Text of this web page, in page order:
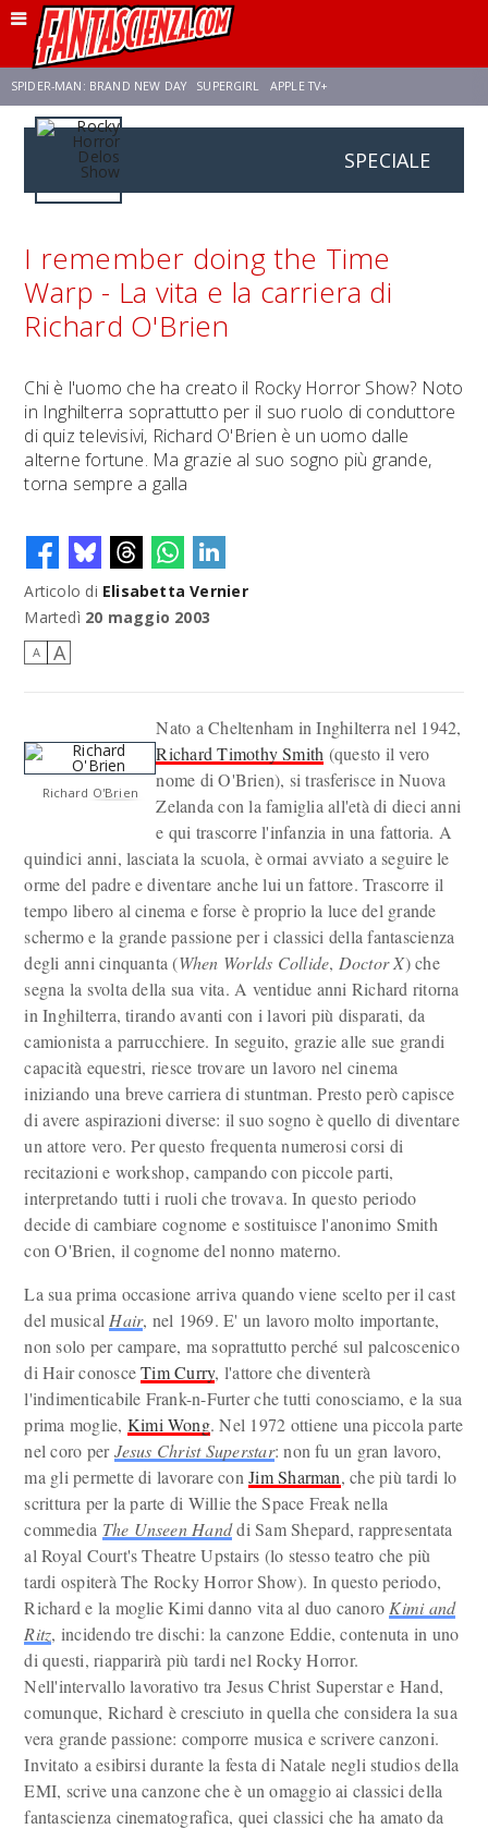
SPIDER-MAN: BRAND NEW DAY SUPERGIRL APPLE TV+
FRANCO RICCIARDIELLO AVENGERS: DOOMSDAY
SPECIALE
I remember doing the Time
Warp - La vita e la carriera di
Richard O'Brien
Chi è l'uomo che ha creato il Rocky Horror Show? Noto
in Inghilterra soprattutto per il suo ruolo di conduttore
di quiz televisivi, Richard O'Brien è un uomo dalle
alterne fortune. Ma grazie al suo sogno più grande,
torna sempre a galla
Articolo di Elisabetta Vernier
Martedì 20 maggio 2003
A A
Richard O'Brien
Nato a Cheltenham in Inghilterra nel 1942,
Richard Timothy Smith (questo il vero
nome di O'Brien), si trasferisce in Nuova
Zelanda con la famiglia all'età di dieci anni
e qui trascorre l'infanzia in una fattoria. A
quindici anni, lasciata la scuola, è ormai avviato a seguire le
orme del padre e diventare anche lui un fattore. Trascorre il
tempo libero al cinema e forse è proprio la luce del grande
schermo e la grande passione per i classici della fantascienza
degli anni cinquanta (When Worlds Collide, Doctor X) che
segna la svolta della sua vita. A ventidue anni Richard ritorna
in Inghilterra, tirando avanti con i lavori più disparati, da
camionista a parrucchiere. In seguito, grazie alle sue grandi
capacità equestri, riesce trovare un lavoro nel cinema
iniziando una breve carriera di stuntman. Presto però capisce
di avere aspirazioni diverse: il suo sogno è quello di diventare
un attore vero. Per questo frequenta numerosi corsi di
recitazioni e workshop, campando con piccole parti,
interpretando tutti i ruoli che trovava. In questo periodo
decide di cambiare cognome e sostituisce l'anonimo Smith
con O'Brien, il cognome del nonno materno.
La sua prima occasione arriva quando viene scelto per il cast
del musical Hair, nel 1969. E' un lavoro molto importante,
non solo per campare, ma soprattutto perché sul palcoscenico
di Hair conosceTim Curry, l'attore che diventerà
l'indimenticabile Frank-n-Furter che tutti conosciamo, e la sua
prima moglie, Kimi Wong. Nel 1972 ottiene una piccola parte
nel coro perJesus Christ Superstar: non fu un gran lavoro,
ma gli permette di lavorare conJim Sharman, che più tardi lo
scrittura per la parte di Willie the Space Freak nella
commedia The Unseen Handdi Sam Shepard, rappresentata
al Royal Court's Theatre Upstairs (lo stesso teatro che più
tardi ospiterà The Rocky Horror Show). In questo periodo,
Richard e la moglie Kimi danno vita al duo canoro Kimi and
Ritz, incidendo tre dischi: la canzone Eddie, contenuta in uno
di questi, riapparirà più tardi nel Rocky Horror.
Nell'intervallo lavorativo tra Jesus Christ Superstar e Hand,
comunque, Richard è cresciuto in quella che considera la sua
vera grande passione: comporre musica e scrivere canzoni.
Invitato a esibirsi durante la festa di Natale negli studios della
EMI, scrive una canzone che è un omaggio ai classici della
fantascienza cinematografica, quei classici che ha amato da